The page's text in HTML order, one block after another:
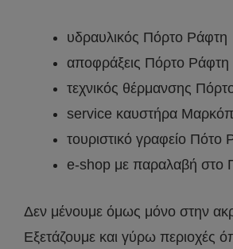
υδραυλικός Πόρτο Ράφτη
αποφράξεις Πόρτο Ράφτη
τεχνικός θέρμανσης
service καυστήρα
τουριστικό γραφείο Πότο
e-shop με παραλαβή στο
Δεν μένουμε όμως μόνο στην
Εξετάζουμε και γύρω περιοχές